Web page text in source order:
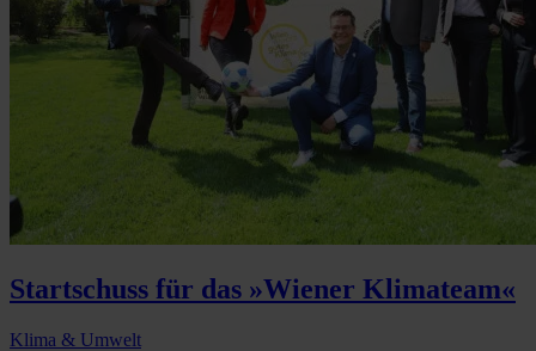
Startschuss für das »Wiener Klimateam«
Klima & Umwelt